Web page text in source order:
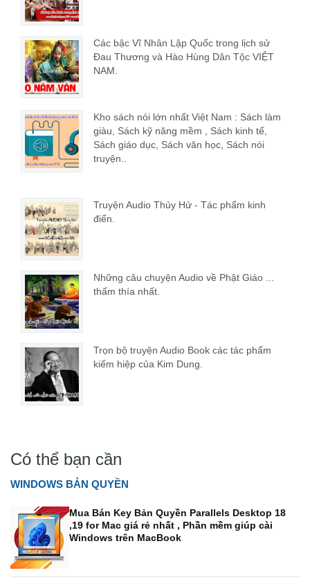
Các bậc Vĩ Nhân Lập Quốc trong lịch sử
Đau Thương và Hào Hùng Dân Tộc VIỆT
NAM.
Kho sách nói lớn nhất Việt Nam : Sách làm
giàu, Sách kỹ năng mềm , Sách kinh tế,
Sách giáo dục, Sách văn học, Sách nói
truyện..
Truyện Audio Thủy Hử - Tác phẩm kinh
điển.
Những câu chuyện Audio về Phật Giáo ...
thấm thía nhất.
Trọn bộ truyện Audio Book các tác phẩm
kiếm hiệp của Kim Dung.
Có thể bạn cần
WINDOWS BẢN QUYỀN
Mua Bán Key Bản Quyền Parallels Desktop 18
,19 for Mac giá rẻ nhất , Phần mềm giúp cài
Windows trên MacBook